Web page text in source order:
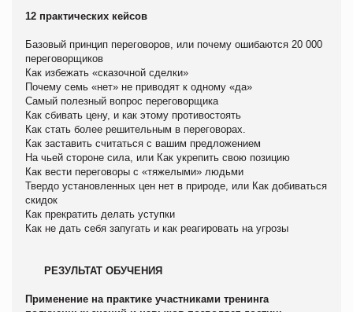
12 практических кейсов
Базовый принцип переговоров, или почему ошибаются 20 000
переговорщиков
Как избежать «сказочной сделки»
Почему семь «нет» не приводят к одному «да»
Самый полезный вопрос переговорщика
Как сбивать цену, и как этому противостоять
Как стать более решительным в переговорах.
Как заставить считаться с вашим предложением
На чьей стороне сила, или Как укрепить свою позицию
Как вести переговоры с «тяжелыми» людьми
Твердо установленных цен нет в природе, или Как добиваться
скидок
Как прекратить делать уступки
Как не дать себя запугать и как реагировать на угрозы
РЕЗУЛЬТАТ ОБУЧЕНИЯ
Применение на практике участниками тренинга